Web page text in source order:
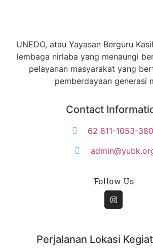
UNEDO, atau Yayasan Berguru
lembaga nirlaba yang menaungi
pelayanan masyarakat yang
pemberdayaan generasi
Contact
62 811-1053-
Follow Us
Perjalanan Lokasi